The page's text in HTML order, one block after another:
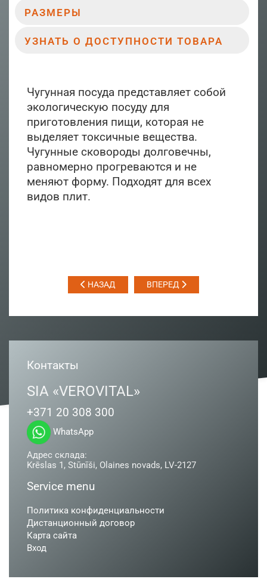
РАЗМЕРЫ
УЗНАТЬ О ДОСТУПНОСТИ ТОВАРА
Чугунная посуда представляет собой
экологическую посуду для
приготовления пищи, которая не
выделяет токсичные вещества.
Чугунные сковороды долговечны,
равномерно прогреваются и не
меняют форму. Подходят для всех
видов плит.
НАЗАД ВПЕРЕД
Контакты
SIA «VEROVITAL»
+371 20 308 300
WhatsApp
Адрес склада:
Krēslas 1, Stūnīši, Olaines novads, LV-2127
Service menu
Политика конфиденциальности
Дистанционный договор
Карта сайта
Вход